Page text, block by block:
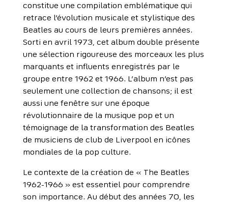
constitue une compilation emblématique qui
retrace l’évolution musicale et stylistique des
Beatles au cours de leurs premières années.
Sorti en avril 1973, cet album double présente
une sélection rigoureuse des morceaux les plus
marquants et influents enregistrés par le
groupe entre 1962 et 1966. L’album n’est pas
seulement une collection de chansons; il est
aussi une fenêtre sur une époque
révolutionnaire de la musique pop et un
témoignage de la transformation des Beatles
de musiciens de club de Liverpool en icônes
mondiales de la pop culture.
Le contexte de la création de « The Beatles
1962-1966 » est essentiel pour comprendre
son importance. Au début des années 70, les